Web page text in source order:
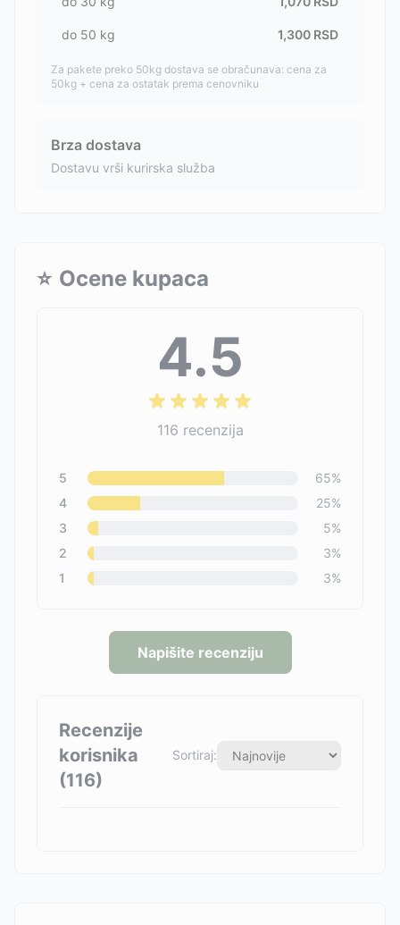
do 50 kg 1,300 RSD
Za pakete preko 50kg dostava se obračunava: cena za
50kg + cena za ostatak prema cenovniku
Brza dostava
Dostavu vrši kurirska služba
⭐ Ocene kupaca
4.5
116 recenzija
5 65%
4
25%
3
5%
2
3%
1
3%
Napišite recenziju
Recenzije
korisnika
(116)
Sortiraj: